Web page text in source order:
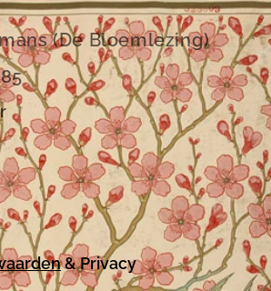
(De Bloemlezing)
& Privacy